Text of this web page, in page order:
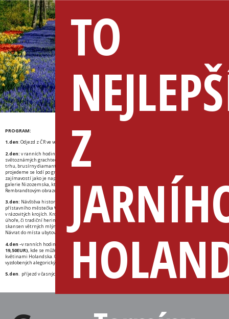
TO
Z
PROGRAM:
1.den: Odjezd z ČR ve večerních hodinách .
2.den: v ranních hodinách příjezd do Amsterdamu, „Benátek severu“, města ležícího na
světoznámých grachtech. Procházka městem s návštěvou nejvýznamnějších míst, květinového
trhu, brusírny diamantů, blešího trhu, projdeme přes oblast grachtů prodejné lásky a coffeeshopů a
projedeme se lodí po grachtech /jízdné cca 16,-EUR není v ceně zájezdu/. Volno k návštěvě
zajímavostí jako je například Museum Anny Frankové nebo Rijksmusea, nejvýznamnější a největší
galerie Nizozemska, které se kromě mnoha jiných významných děl může pochlubit pověstným
Rembrandtovým obrazem „Noční hlídka“. V podvečerních hodinách odjezd do místa ubytování.
3.den: Návštěva historického Alkmaaru, kde uvidíme slavné sýrové trhy. odtud pojedeme do
přístavního městečka Volendam,
kde se tak trochu zastavil čas a kde místní s oblibou chodí
v rázovitých krojích. Kromě jiného zde jistě nezapomeneme ochutnat místní specialitu, uzeného
úhoře, či tradiční herinky nebo jiné mořské speciality. V pozdních odpoledních hodinách navštívíme
skansen větrných mlýnů v
Zaanse Schans,
Návrat do místa ubytování.
4.den –v ranních hodinách přejezd do nejkrásnějšího parku na světě
Keukenhof (vstupné
19,50EUR) , kde se můžeme v jedinečné ukázce zahradní architektury seznámit s nejkrásnějšími
květinami Holandska. Odpoledne tudy prochází slavné květinové korzo – přehlídka květinami
vyzdobených alegorických vozů.V podvečerních hodinách odjezd do ČR.
5.den. příjezd v časných ranních hodinách do ČR